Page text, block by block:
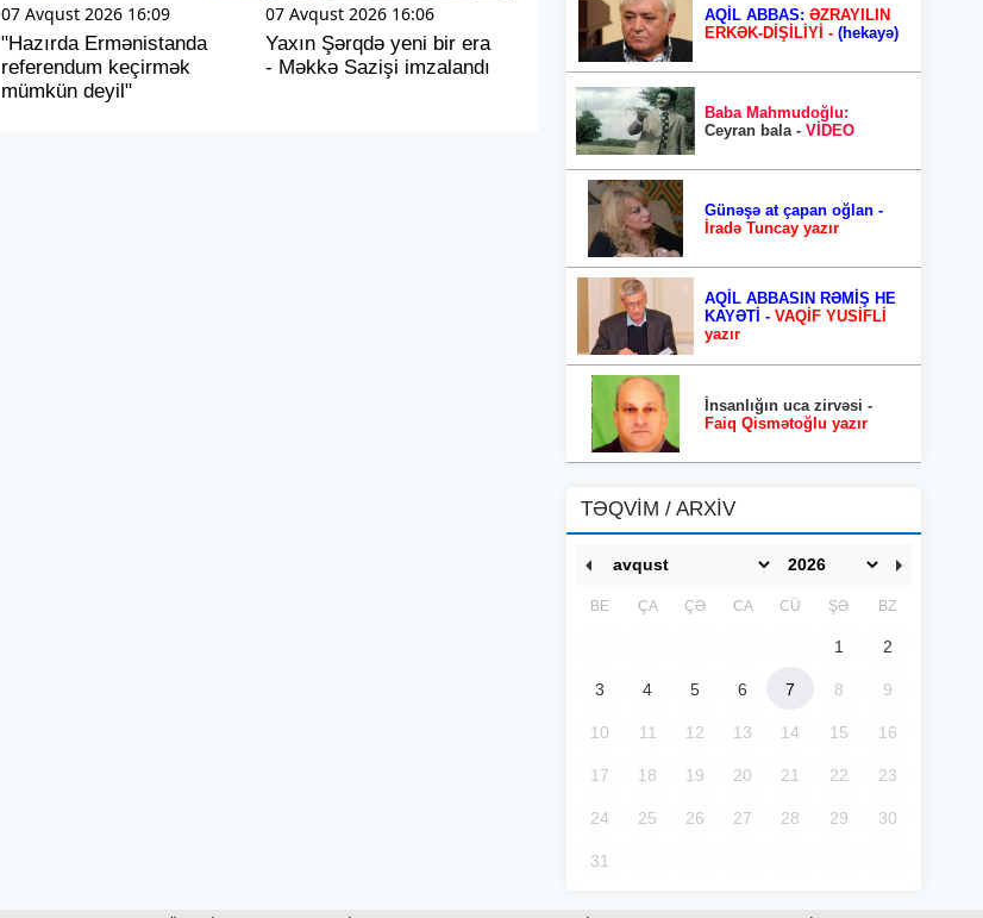
07 Avqust 2026 16:09
"Hazırda Ermənistanda
referendum keçirmək
mümkün deyil"
07 Avqust 2026 16:06
Yaxın Şərqdə yeni bir era
- Məkkə Sazişi imzalandı
AQİL ABBAS: ƏZRAYILIN
ERKƏK-DİŞİLİYİ - (hekayə)
Baba Mahmudoğlu:
Ceyran bala - VİDEO
Günəşə at çapan oğlan -
İradə Tuncay yazır
AQİL ABBASIN RƏMİŞ HE
KAYƏTİ - VAQİF YUSİFLİ
yazır
İnsanlığın uca zirvəsi -
Faiq Qismətoğlu yazır
TƏQVİM / ARXİV
BE ÇA ÇƏ CA CÜ ŞƏ BZ
1 2
3 4 5 6 7 8 9
10 11 12 13 14 15 16
17 18 19 20 21 22 23
24 25 26 27 28 29 30
31